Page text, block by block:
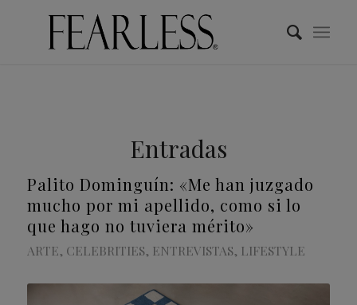
Entradas
Palito Dominguín: «Me han juzgado
mucho por mi apellido, como si lo
que hago no tuviera mérito»
ARTE, CELEBRITIES, ENTREVISTAS, LIFESTYLE